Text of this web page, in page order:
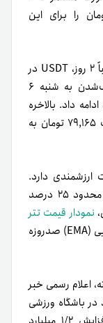
ادامه یافت و قیمت ۸۱,۱۶۸ تومان را برای این
تحلیل قیمت تتر نشان می‌دهد که برای تقریباً ۲ روز، USDT در
کانال ۸۲,۰۰۰ تومان نوسان کرد و با نزدیک‌شدن به شنبه ۶
ادامه داد. بالاخره
تتر در روز جمعه ۵ اردیبهشت ۱۴۰۴ با قیمت ۷۹,۱۶۵ تومان به
ارزشمندی دارد.
اندیکاتور RSI در پایان هفته سپری‌شده به محدود ۲۵ درصد
نمودار قیمت تتر
بعداز مدت‌ها به زیر خط میانگین متحرک نمایی (EMA) صد‌روزه
اعلام رسمی خبر
شرکت به بیش از ۱۰ درصد در باشگاه ورزشی